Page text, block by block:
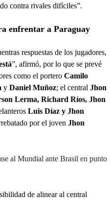
contra rivales difíciles”.
enfrentar a Paraguay
respuestas de los jugadores,
”, afirmó, por lo que se prevé
como el portero Camilo
y Daniel Muñoz; el central Jhon
Lerma, Richard Ríos, Jhon
Luis Díaz y Jhon
por el joven Jhon
al Mundial ante Brasil en punto
de alinear al central